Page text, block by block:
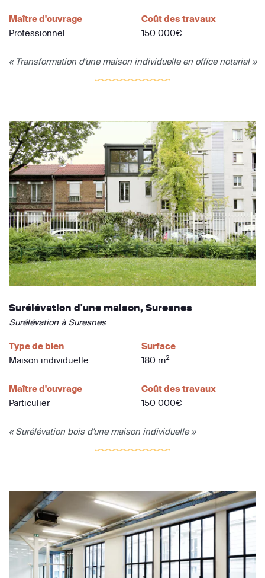
Maître d'ouvrage
Professionnel
Coût des travaux
150 000€
« Transformation d'une maison individuelle en office notarial »
Surélévation d'une maison, Suresnes
Surélévation à Suresnes
Type de bien
Maison individuelle
Surface
180 m2
Maître d'ouvrage
Particulier
Coût des travaux
150 000€
« Surélévation bois d'une maison individuelle »